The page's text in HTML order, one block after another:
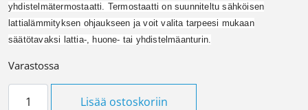
yhdistelmätermostaatti. Termostaatti on suunniteltu sähköisen
lattialämmityksen ohjaukseen ja voit valita tarpeesi mukaan
säätötavaksi lattia-, huone- tai yhdistelmäanturin.
Varastossa
Lisää ostoskoriin